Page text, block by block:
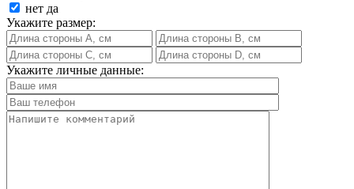
нет да
Укажите размер:
Укажите личные данные: